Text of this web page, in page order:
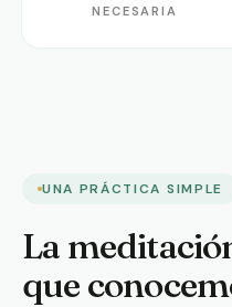
NECESARIA
UNA PRÁCTICA SIMPLE
La
que